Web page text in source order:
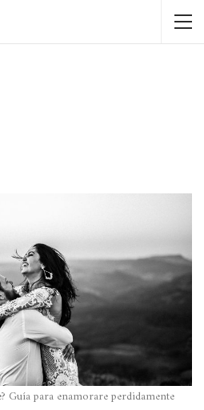
Guía para enamorare perdidamente